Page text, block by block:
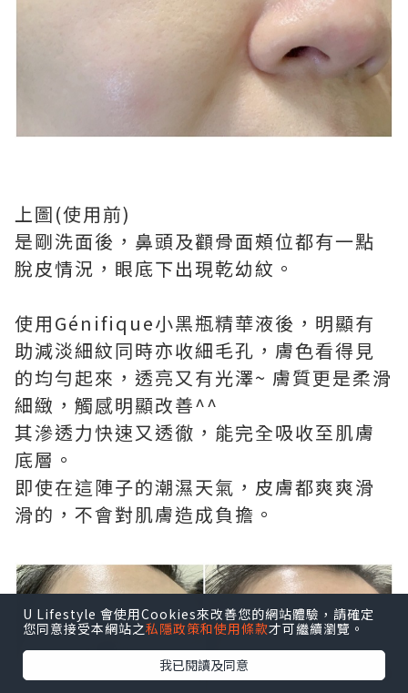
上圖(使用前)
是剛洗面後，鼻頭及顴骨面頰位都有一點
脫皮情況，眼底下出現乾幼紋。
使用Génifique小黑瓶精華液後，明顯有
助減淡細紋同時亦收細毛孔，膚色看得見
的均勻起來，透亮又有光澤~ 膚質更是柔滑
細緻，觸感明顯改善^^
其滲透力快速又透徹，能完全吸收至肌膚
底層。
即使在這陣子的潮濕天氣，皮膚都爽爽滑
滑的，不會對肌膚造成負擔。
U Lifestyle 會使用Cookies來改善您的網站體驗，請確定
您同意接受本網站之私隱政策和使用條款才可繼續瀏覽。
我已閱讀及同意